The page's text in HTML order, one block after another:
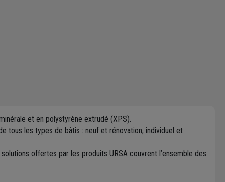
et en polystyrène extrudé (XPS).
tous les types de bâtis : neuf et rénovation, individuel et
solutions offertes par les produits URSA couvrent l’ensemble des